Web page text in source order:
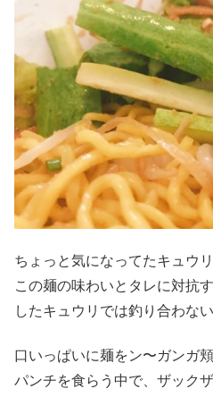
ちょっと気になってたキュウ
この麺の味わいとタレに対抗
したキュウリでは釣り合わない
口いっぱいに麺をン〜ガンガ
パンチを食らう中で、ザック